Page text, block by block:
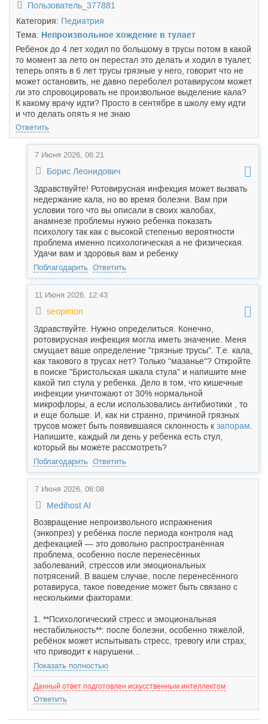
Пользователь_377881
Категория: Педиатрия
Тема: Непроизвольное хождение в тулает
Ребёнок до 4 лет ходил по большому в трусы потом в какой
то момент за лето он перестал это делать и ходил в туалет,
теперь опять в 6 лет трусы грязные у него, говорит что не
может остановить, не давно переболел ротавирусом может
ли это спровоцировать не произвольное выделение кала?
К какому врачу идти? Просто в сентябре в школу ему идти
и что делать опять я не знаю
Ответить
7 Июня 2026, 06:21
Борис Леонидович
Здравствуйте! Ротовирусная инфекция может вызвать
недержание кала, но во время болезни. Вам при
условии того что вы описали в своих жалобах,
анамнезе проблемы нужно ребенка показать
психологу так как с высокой степенью вероятности
проблема именно психологическая а не физическая.
Удачи вам и здоровья вам и ребенку
Поблагодарить Ответить
11 Июня 2026, 12:43
seopinion
Здравствуйте. Нужно определиться. Конечно,
ротовирусная инфекция могла иметь значение. Меня
смущает ваше определение "грязные трусы". Т.е. кала,
как такового в трусах нет? Только "мазанье"? Откройте
в поиске "Бристольская шкала стула" и напишите мне
какой тип стула у ребенка. Дело в том, что кишечные
инфекции уничтожают от 30% нормальной
микрофлоры, а если использовались антибиотики , то
и еще больше. И, как ни странно, причиной грязных
трусов может быть появившаяся склонность к запорам
Напишите, каждый ли день у ребенка есть стул,
который вы можете рассмотреть?
Поблагодарить Ответить
7 Июня 2026, 06:08
Medihost AI
Возвращение непроизвольного испражнения
(энкопрез) у ребёнка после периода контроля над
дефекацией — это довольно распространённая
проблема, особенно после перенесённых
заболеваний, стрессов или эмоциональных
потрясений. В вашем случае, после перенесённого
ротавируса, такое поведение может быть связано с
несколькими факторами:
1. **Психологический стресс и эмоциональная
нестабильность**: после болезни, особенно тяжёлой,
ребёнок может испытывать стресс, тревогу или страх,
что приводит к нарушени...
Показать полностью
Данный ответ подготовлен искусственным интеллектом
Ответить